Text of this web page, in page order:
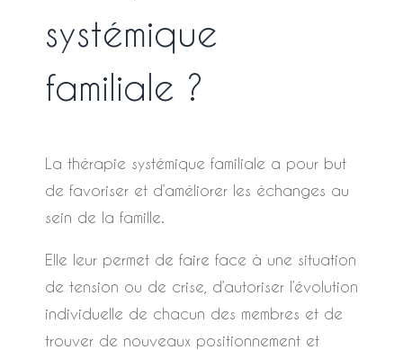
systémique
familiale ?
La thérapie systémique familiale a pour but
de favoriser et d’améliorer les échanges au
sein de la famille.
Elle leur permet de faire face à une situation
de tension ou de crise, d’autoriser l’évolution
individuelle de chacun des membres et de
trouver de nouveaux positionnement et